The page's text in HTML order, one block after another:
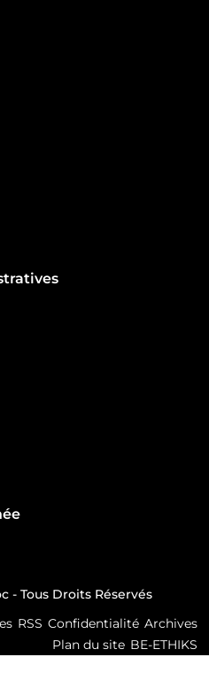
- Tous Droits Réservés
RSS Confidentialité Archives
Plan du site BE-ETHIKS